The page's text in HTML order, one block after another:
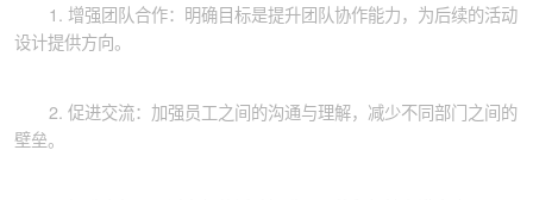
1. 增强团队合作：明确目标是提升团队协作能力，为后续的活动
设计提供方向。
2. 促进交流：加强员工之间的沟通与理解，减少不同部门之间的
壁垒。